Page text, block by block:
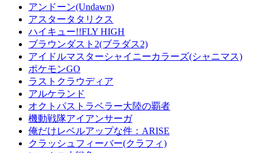
アンドーン(Undawn)
アスタータタリクス
ハイキュー!!FLY HIGH
ブラウンダスト2(ブラダス2)
アイドルマスターシャイニーカラーズ(シャニマス)
ポケモンGO
ラストクラウディア
アルケランド
オクトパストラベラー大陸の覇者
機動戦隊アイアンサーガ
俺だけレベルアップな件：ARISE
クラッシュフィーバー(クラフィ)